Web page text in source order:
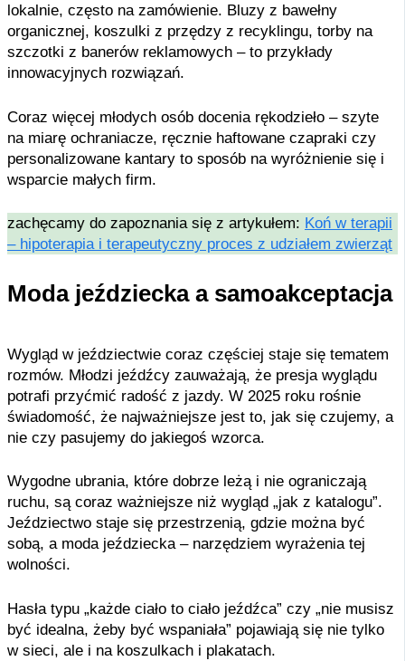
lokalnie, często na zamówienie. Bluzy z bawełny
organicznej, koszulki z przędzy z recyklingu, torby na
szczotki z banerów reklamowych – to przykłady
innowacyjnych rozwiązań.
Coraz więcej młodych osób docenia rękodzieło – szyte
na miarę ochraniacze, ręcznie haftowane czapraki czy
personalizowane kantary to sposób na wyróżnienie się i
wsparcie małych firm.
zachęcamy do zapoznania się z artykułem: Koń w terapii
– hipoterapia i terapeutyczny proces z udziałem zwierząt
Moda jeździecka a samoakceptacja
Wygląd w jeździectwie coraz częściej staje się tematem
rozmów. Młodzi jeźdźcy zauważają, że presja wyglądu
potrafi przyćmić radość z jazdy. W 2025 roku rośnie
świadomość, że najważniejsze jest to, jak się czujemy, a
nie czy pasujemy do jakiegoś wzorca.
Wygodne ubrania, które dobrze leżą i nie ograniczają
ruchu, są coraz ważniejsze niż wygląd „jak z katalogu”.
Jeździectwo staje się przestrzenią, gdzie można być
sobą, a moda jeździecka – narzędziem wyrażenia tej
wolności.
Hasła typu „każde ciało to ciało jeźdźca” czy „nie musisz
być idealna, żeby być wspaniała” pojawiają się nie tylko
w sieci, ale i na koszulkach i plakatach.